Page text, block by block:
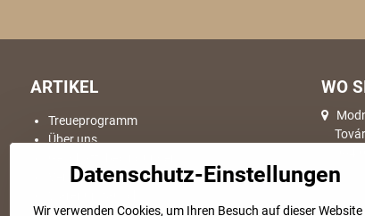
ARTIKEL
Treueprogramm
Über uns
Versand & Lieferung
WO
064
Datenschutz-Einstellungen
Wir verwenden Cookies, um Ihren Besuch auf dieser Website